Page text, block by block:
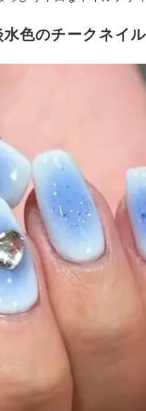
色のチークネイ